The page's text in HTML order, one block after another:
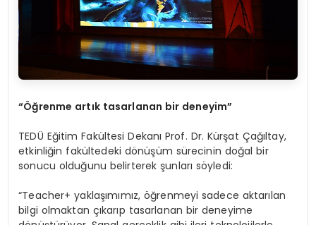
“Öğrenme artık tasarlanan bir deneyim”
TEDÜ Eğitim Fakültesi Dekanı Prof. Dr. Kürşat Çağıltay,
etkinliğin fakültedeki dönüşüm sürecinin doğal bir
sonucu olduğunu belirterek şunları söyledi:
“Teacher+ yaklaşımımız, öğrenmeyi sadece aktarılan
bilgi olmaktan çıkarıp tasarlanan bir deneyime